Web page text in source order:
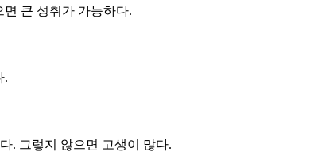
큰 성취가 가능하다.
.
. 그렇지 않으면 고생이 많다.